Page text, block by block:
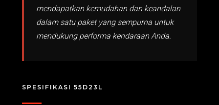
mendapatkan kemudahan dan keandalan
dalam satu paket yang sempurna untuk
mendukung performa kendaraan Anda.
SPESIFIKASI 55D23L